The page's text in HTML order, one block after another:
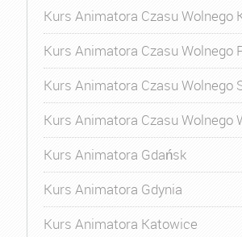
Kurs Animatora Czasu Wolnego
Kurs Animatora Czasu Wolnego
Kurs Animatora Czasu Wolnego
Kurs Animatora Czasu Wolnego
Kurs Animatora Gdańsk
Kurs Animatora Gdynia
Kurs Animatora Katowice